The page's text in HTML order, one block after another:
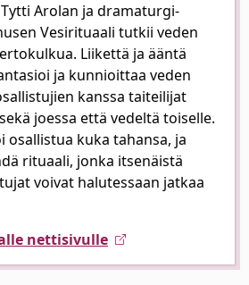
Arolan ja dramaturgi-
Vesirituaali tutkii veden
Liikettä ja ääntä
ja kunnioittaa veden
kanssa taiteilijat
joessa että vedeltä toiselle.
osallistua kuka tahansa, ja
rituaali, jonka itsenäistä
voivat halutessaan jatkaa
nettisivulle